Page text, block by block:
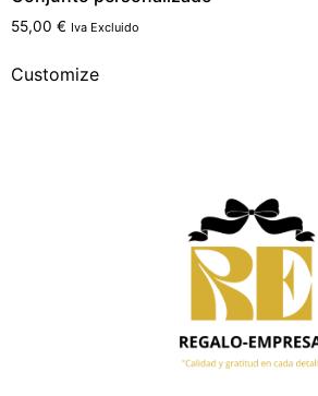
55,00 € Iva Excluido
Customize